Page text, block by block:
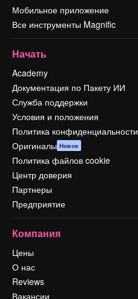
Мобильное приложение
Все инструменты Magnific
Начать
Academy
Документация по Пакету ИИ
Служба поддержки
Условия и положения
Политика конфиденциальности
Оригиналы Новое
Политика файлов cookie
Центр доверия
Партнеры
Предприятие
Компания
Цены
О нас
Reviews
Вакансии